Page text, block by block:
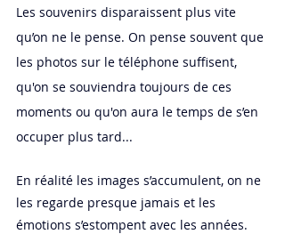
Les souvenirs disparaissent plus vite
qu’on ne le pense. On pense souvent que
les photos sur le téléphone suffisent,
qu'on se souviendra toujours de ces
moments ou qu'on aura le temps de s’en
occuper plus tard...
En réalité les images s’accumulent, on ne
les regarde presque jamais et les
émotions s’estompent avec les années.